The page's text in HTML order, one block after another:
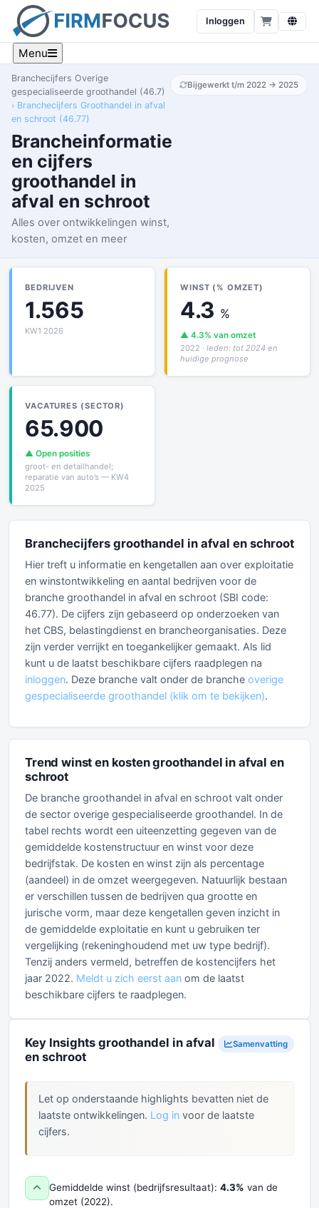
Inloggen
Menu
Branchecijfers Overige
gespecialiseerde groothandel (46.7)
Branchecijfers Groothandel in afval
en schroot (46.77)
Brancheinformatie
en cijfers
groothandel in
afval en schroot
Alles over ontwikkelingen winst,
kosten, omzet en meer
Bijgewerkt t/m 2022 → 2025
BEDRIJVEN
1.565
KW1 2026
WINST (% OMZET)
4.3 %
▲ 4.3% van omzet
2022 · leden: tot 2024 en
huidige prognose
VACATURES (SECTOR)
65.900
▲ Open posities
groot- en detailhandel;
reparatie van auto’s — KW4
2025
Branchecijfers groothandel in afval en schroot
Hier treft u informatie en kengetallen aan over exploitatie
en winstontwikkeling en aantal bedrijven voor de
branche groothandel in afval en schroot (SBI code:
46.77). De cijfers zijn gebaseerd op onderzoeken van
het CBS, belastingdienst en brancheorganisaties. Deze
zijn verder verrijkt en toegankelijker gemaakt. Als lid
kunt u de laatst beschikbare cijfers raadplegen na
inloggen. Deze branche valt onder de branche overige
gespecialiseerde groothandel (klik om te bekijken).
Trend winst en kosten groothandel in afval en
schroot
De branche groothandel in afval en schroot valt onder
de sector overige gespecialiseerde groothandel. In de
tabel rechts wordt een uiteenzetting gegeven van de
gemiddelde kostenstructuur en winst voor deze
bedrijfstak. De kosten en winst zijn als percentage
(aandeel) in de omzet weergegeven. Natuurlijk bestaan
er verschillen tussen de bedrijven qua grootte en
jurische vorm, maar deze kengetallen geven inzicht in
de gemiddelde exploitatie en kunt u gebruiken ter
vergelijking (rekeninghoudend met uw type bedrijf).
Tenzij anders vermeld, betreffen de kostencijfers het
jaar 2022. Meldt u zich eerst aan om de laatst
beschikbare cijfers te raadplegen.
Key Insights groothandel in afval
en schroot
Samenvatting
Let op onderstaande highlights bevatten niet de
laatste ontwikkelingen. Log in voor de laatste
cijfers.
Gemiddelde winst (bedrijfsresultaat): 4.3% van de
omzet (2022).